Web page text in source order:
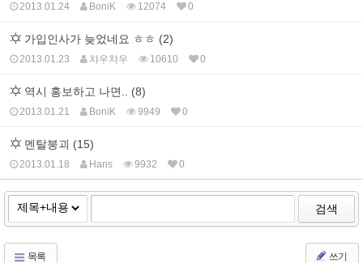
2013.01.24 BoniK 12074 0
가입인사가 늦었네요 ㅎㅎ (2)
2013.01.23 챠우챠우 10610 0
역시 홍보하고 나면.. (8)
2013.01.21 BoniK 9949 0
멘탈붕괴 (15)
2013.01.18 Hans 9932 0
검색
목록 쓰기